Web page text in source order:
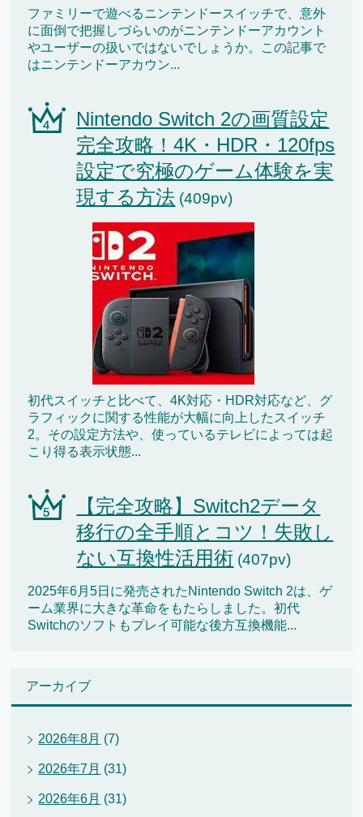
ファミリーで遊べるニンテンドースイッチで、意外
に面倒で把握しづらいのがニンテンドーアカウント
やユーザーの扱いではないでしょうか。この記事で
はニンテンドーアカウン...
Nintendo Switch 2の画質設定
完全攻略！4K・HDR・120fps
設定で究極のゲーム体験を実
現する方法 (409pv)
初代スイッチと比べて、4K対応・HDR対応など、グ
ラフィックに関する性能が大幅に向上したスイッチ
2。その設定方法や、使っているテレビによっては起
こり得る表示状態...
【完全攻略】Switch2データ
移行の全手順とコツ！失敗し
ない互換性活用術 (407pv)
2025年6月5日に発売されたNintendo Switch 2は、ゲ
ーム業界に大きな革命をもたらしました。初代
Switchのソフトもプレイ可能な後方互換機能...
アーカイブ
2026年8月 (7)
2026年7月 (31)
2026年6月 (31)